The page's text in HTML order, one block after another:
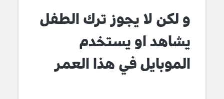
و لكن لا يجوز ترك الطفل
يشاهد او يستخدم
الموبايل في هذا العمر